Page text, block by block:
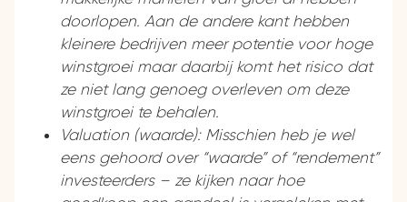
doorlopen. Aan de andere kant hebben
kleinere bedrijven meer potentie voor hoge
winstgroei maar daarbij komt het risico dat
ze niet lang genoeg overleven om deze
winstgroei te behalen.
Valuation (waarde): Misschien heb je wel
eens gehoord over “waarde” of “rendement”
investeerders – ze kijken naar hoe